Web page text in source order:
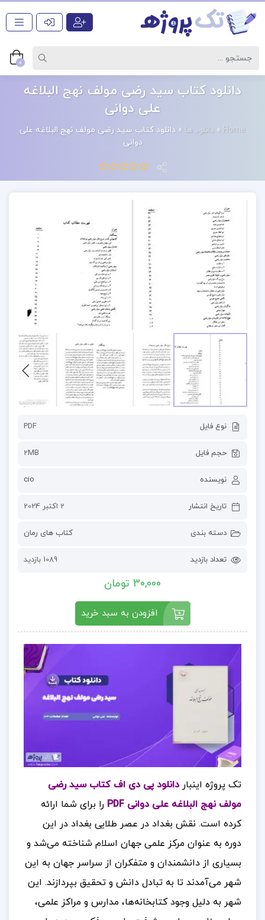
0
دانلود کتاب سید رضی مولف نهج البلاغه
علی دوانی
Home
» دانلود ها » دانلود کتاب سید رضی مولف نهج البلاغه علی
دوانی
نوع فایل PDF
حجم فایل 2MB
نویسنده cio
تاریخ انتشار 2 اکتبر 2024
دسته بندی کتاب های رمان
تعداد بازدید 1089 بازدید
30,000 تومان
افزودن به سبد خرید
تک پروژه اینبار دانلود پی دی اف کتاب سید رضی
مولف نهج البلاغه علی دوانی PDF
را برای شما ارائه
کرده است. نقش بغداد در عصر طلایی بغداد در این
دوره به عنوان مرکز علمی جهان اسلام شناخته می‌شد و
بسیاری از دانشمندان و متفکران از سراسر جهان به این
شهر می‌آمدند تا به تبادل دانش و تحقیق بپردازند. این
شهر به دلیل وجود کتابخانه‌ها، مدارس و مراکز علمی،